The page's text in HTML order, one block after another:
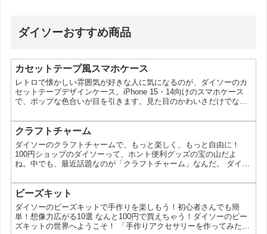
ダイソーおすすめ商品
カセットテープ風スマホケース
レトロで懐かしい雰囲気が好きな人に気になるのが、ダイソーのカ
セットテープデザインケース。iPhone 15・14向けのスマホケース
で、ポップな色合いが目を引きます。見た目のかわいさだけでな
す。カセットテープ風のデザインが目を引くスマホケース今回の
「カセットテープデザインケース」は、昔ながらのカセットテープ
を思わせるレトロモチーフが特徴です。商品説明では、ピンク・パ
ープル・ブルー・イエローといったカラー展開が案内されてお...
クラフトチャーム
ダイソーのクラフトチャームで、もっと楽しく、もっと自由に！
100円ショップのダイソーって、ホント便利グッズの宝の山だよ
ね。中でも、最近話題なのが「クラフトチャーム」なんだ。 ダイソ
など、様々な素材で作られたチャームなんだ。動物の形をしたも
の、星やハートなどの形をしたもの、アルファベットや数字の形を
したものなど、デザインも豊富。 なんでそんなに人気なの？ とに
かく安い！: 1個100円～と、とってもお手頃価格。 簡...
ビーズキット
ダイソーのビーズキットで手作りを楽しもう！初心者さんでも簡
単！想像力広がる10選 なんと100円で買えちゃう！ダイソーのビー
ズキットの世界へようこそ！ 「手作りアクセサリーを作ってみたい